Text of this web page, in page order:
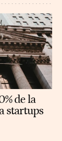
de la
startups